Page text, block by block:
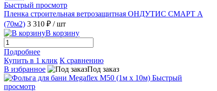
Быстрый просмотр
Пленка строительная ветрозащитная ОНДУТИС СМАРТ A
(70м2) 3 310 ₽ / шт
В корзину
Подробнее
Купить в 1 клик К сравнению
В избранное
Под заказ
Быстрый
просмотр